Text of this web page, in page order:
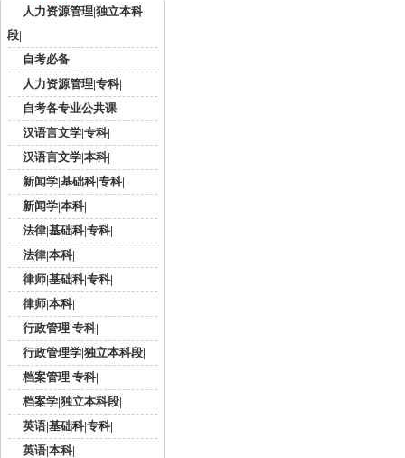
人力资源管理|独立本科
段|
自考必备
人力资源管理|专科|
自考各专业公共课
汉语言文学|专科|
汉语言文学|本科|
新闻学|基础科|专科|
新闻学|本科|
法律|基础科|专科|
法律|本科|
律师|基础科|专科|
律师|本科|
行政管理|专科|
行政管理学|独立本科段|
档案管理|专科|
档案学|独立本科段|
英语|基础科|专科|
英语|本科|